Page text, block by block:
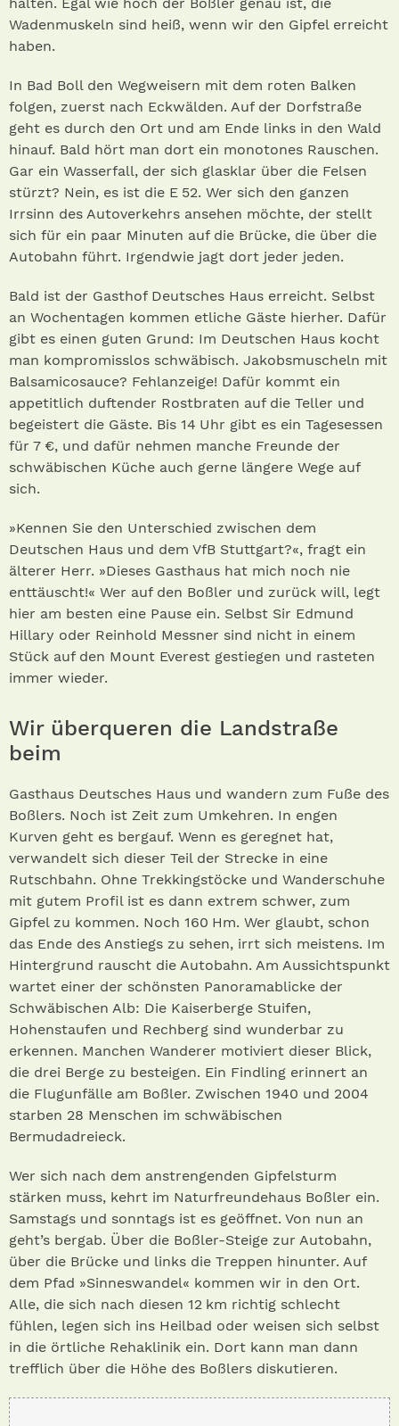
halten. Egal wie hoch der Boßler genau ist, die
Wadenmuskeln sind heiß, wenn wir den Gipfel erreicht
haben.
In Bad Boll den Wegweisern mit dem roten Balken
folgen, zuerst nach Eckwälden. Auf der Dorfstraße
geht es durch den Ort und am Ende links in den Wald
hinauf. Bald hört man dort ein monotones Rauschen.
Gar ein Wasserfall, der sich glasklar über die Felsen
stürzt? Nein, es ist die E 52. Wer sich den ganzen
Irrsinn des Autoverkehrs ansehen möchte, der stellt
sich für ein paar Minuten auf die Brücke, die über die
Autobahn führt. Irgendwie jagt dort jeder jeden.
Bald ist der Gasthof Deutsches Haus erreicht. Selbst
an Wochentagen kommen etliche Gäste hierher. Dafür
gibt es einen guten Grund: Im Deutschen Haus kocht
man kompromisslos schwäbisch. Jakobsmuscheln mit
Balsamicosauce? Fehlanzeige! Dafür kommt ein
appetitlich duftender Rostbraten auf die Teller und
begeistert die Gäste. Bis 14 Uhr gibt es ein Tagesessen
für 7 €, und dafür nehmen manche Freunde der
schwäbischen Küche auch gerne längere Wege auf
sich.
»Kennen Sie den Unterschied zwischen dem
Deutschen Haus und dem VfB Stuttgart?«, fragt ein
älterer Herr. »Dieses Gasthaus hat mich noch nie
enttäuscht!« Wer auf den Boßler und zurück will, legt
hier am besten eine Pause ein. Selbst Sir Edmund
Hillary oder Reinhold Messner sind nicht in einem
Stück auf den Mount Everest gestiegen und rasteten
immer wieder.
Wir überqueren die Landstraße
beim
Gasthaus Deutsches Haus und wandern zum Fuße des
Boßlers. Noch ist Zeit zum Umkehren. In engen
Kurven geht es bergauf. Wenn es geregnet hat,
verwandelt sich dieser Teil der Strecke in eine
Rutschbahn. Ohne Trekkingstöcke und Wanderschuhe
mit gutem Profil ist es dann extrem schwer, zum
Gipfel zu kommen. Noch 160 Hm. Wer glaubt, schon
das Ende des Anstiegs zu sehen, irrt sich meistens. Im
Hintergrund rauscht die Autobahn. Am Aussichtspunkt
wartet einer der schönsten Panoramablicke der
Schwäbischen Alb: Die Kaiserberge Stuifen,
Hohenstaufen und Rechberg sind wunderbar zu
erkennen. Manchen Wanderer motiviert dieser Blick,
die drei Berge zu besteigen. Ein Findling erinnert an
die Flugunfälle am Boßler. Zwischen 1940 und 2004
starben 28 Menschen im schwäbischen
Bermudadreieck.
Wer sich nach dem anstrengenden Gipfelsturm
stärken muss, kehrt im Naturfreundehaus Boßler ein.
Samstags und sonntags ist es geöffnet. Von nun an
geht’s bergab. Über die Boßler-Steige zur Autobahn,
über die Brücke und links die Treppen hinunter. Auf
dem Pfad »Sinneswandel« kommen wir in den Ort.
Alle, die sich nach diesen 12 km richtig schlecht
fühlen, legen sich ins Heilbad oder weisen sich selbst
in die örtliche Rehaklinik ein. Dort kann man dann
trefflich über die Höhe des Boßlers diskutieren.